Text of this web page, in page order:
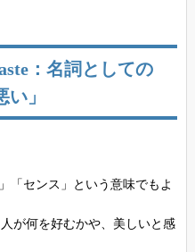
：名詞としての
」
「センス」という意味でもよ
が何を好むかや、美しいと感